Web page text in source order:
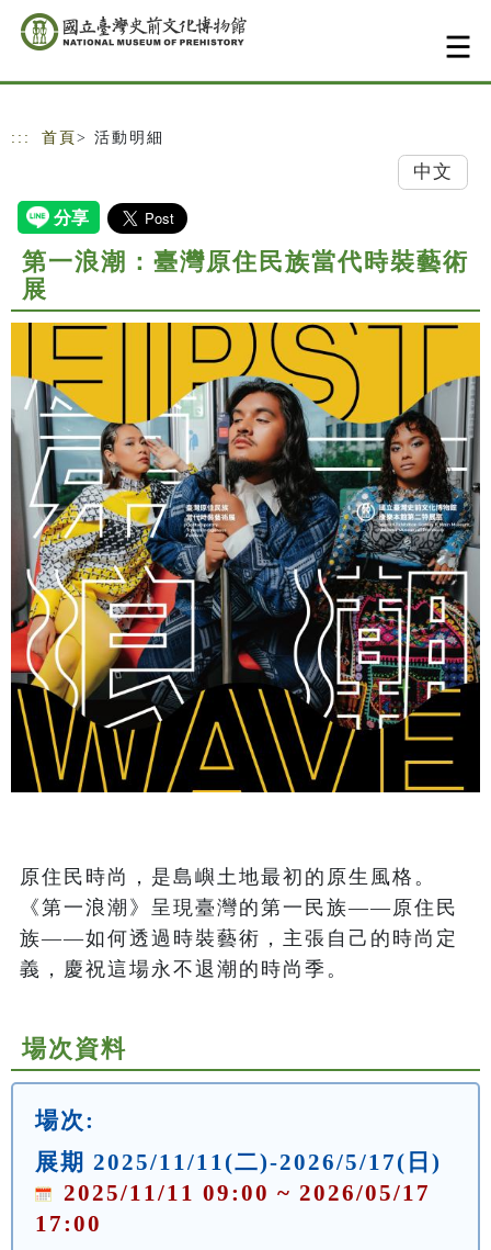
跳到主要內容
網站導覽
::: 首頁 > 活動明細
中文
第一浪潮：臺灣原住民族當代時裝藝術
展
原住民時尚，是島嶼土地最初的原生風格。
《第一浪潮》呈現臺灣的第一民族——原住民
族——如何透過時裝藝術，主張自己的時尚定
義，慶祝這場永不退潮的時尚季。
場次資料
場次:
展期 2025/11/11(二)-2026/5/17(日)
2025/11/11 09:00 ~ 2026/05/17
17:00